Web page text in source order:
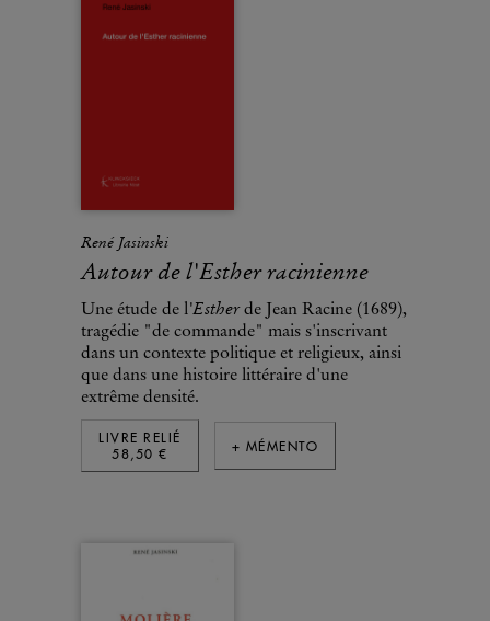
René Jasinski
Autour de l'Esther racinienne
Une étude de l'Estherde Jean Racine (1689),
tragédie "de commande" mais s'inscrivant
dans un contexte politique et religieux, ainsi
que dans une histoire littéraire d'une
extrême densité.
LIVRE RELIÉ
58,50 €
+ MÉMENTO